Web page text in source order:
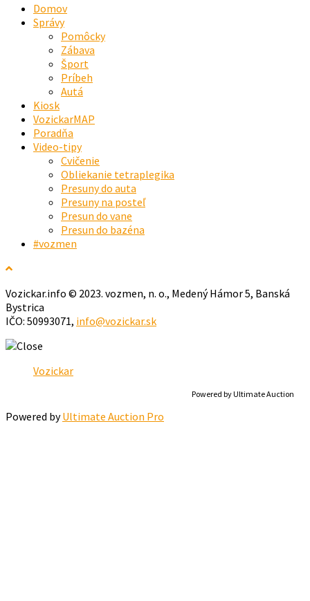
Domov
Správy
Pomôcky
Zábava
Šport
Príbeh
Autá
Kiosk
VozickarMAP
Poradňa
Video-tipy
Cvičenie
Obliekanie tetraplegika
Presuny do auta
Presuny na posteľ
Presun do vane
Presun do bazéna
#vozmen
Vozickar.info © 2023. vozmen, n. o., Medený Hámor 5, Banská
Bystrica
IČO: 50993071, info@vozickar.sk
Vozickar
Powered by Ultimate Auction
Powered byUltimate Auction Pro